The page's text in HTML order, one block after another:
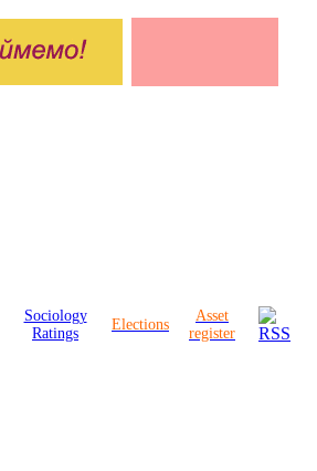
Sociology
Ratings
Elections
Asset
register